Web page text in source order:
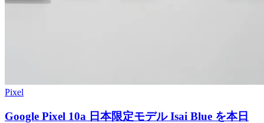
Pixel
Google Pixel 10a 日本限定モデル Isai Blue を本日